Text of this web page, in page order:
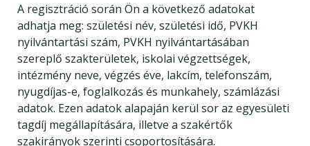
A regisztráció során Ön a következő adatokat
adhatja meg: születési név, születési idő, PVKH
nyilvántartási szám, PVKH nyilvántartásában
szereplő szakterületek, iskolai végzettségek,
intézmény neve, végzés éve, lakcím, telefonszám,
nyugdíjas-e, foglalkozás és munkahely, számlázási
adatok. Ezen adatok alapaján kerül sor az egyesületi
tagdíj megállapítására, illetve a szakértők
szakirányok szerinti csoportosítására.